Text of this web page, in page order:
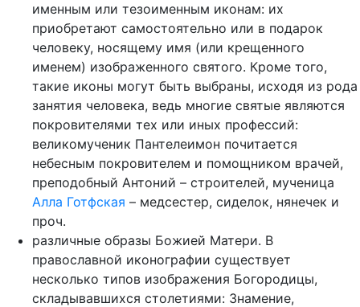
именным или тезоименным иконам: их
приобретают самостоятельно или в подарок
человеку, носящему имя (или крещенного
именем) изображенного святого. Кроме того,
такие иконы могут быть выбраны, исходя из рода
занятия человека, ведь многие святые являются
покровителями тех или иных профессий:
великомученик Пантелеимон почитается
небесным покровителем и помощником врачей,
преподобный Антоний – строителей, мученица
Алла Готфская – медсестер, сиделок, нянечек и
проч.
различные образы Божией Матери. В
православной иконографии существует
несколько типов изображения Богородицы,
складывавшихся столетиями: Знамение,